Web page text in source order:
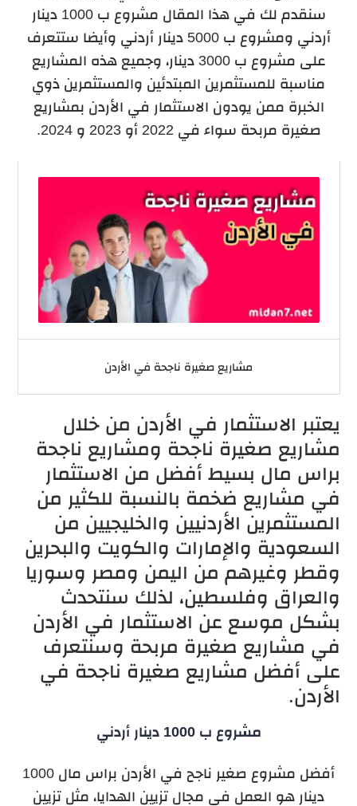
سنقدم لك في هذا المقال مشروع ب 1000 دينار
أردني ومشروع ب 5000 دينار أردني وأيضا ستتعرف
على مشروع ب 3000 دينار، وجميع هذه المشاريع
مناسبة للمستثمرين المبتدئين والمستثمرين ذوي
الخبرة ممن يودون الاستثمار في الأردن بمشاريع
صغيرة مربحة سواء في 2022 أو 2023 و 2024.
مشاريع صغيرة ناجحة في الأردن
يعتبر الاستثمار في الأردن من خلال
مشاريع صغيرة ناجحة ومشاريع ناجحة
براس مال بسيط أفضل من الاستثمار
في مشاريع ضخمة بالنسبة للكثير من
المستثمرين الأردنيين والخليجيين من
السعودية والإمارات والكويت والبحرين
وقطر وغيرهم من اليمن ومصر وسوريا
والعراق وفلسطين، لذلك سنتحدث
بشكل موسع عن الاستثمار في الأردن
في مشاريع صغيرة مربحة وسنتعرف
على أفضل مشاريع صغيرة ناجحة في
الأردن.
مشروع ب 1000 دينار أردني
أفضل مشروع صغير ناجح في الأردن براس مال 1000
دينار هو العمل في مجال تزيين الهدايا، مثل تزيين